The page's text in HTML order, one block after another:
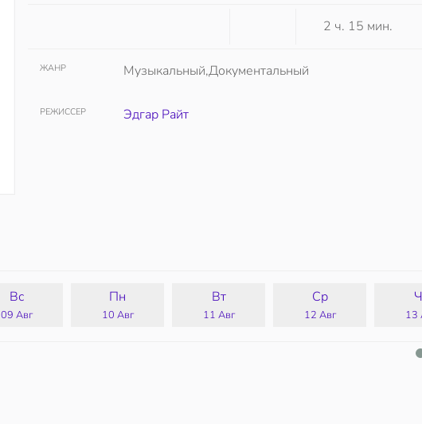
2 ч. 15 мин.
ЖАНР Музыкальный,Документальный
РЕЖИССЕР Эдгар Райт
Вс
09 Авг
Пн
10 Авг
Вт
11 Авг
Ср
12 Авг 13